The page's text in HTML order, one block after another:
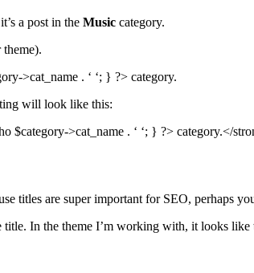
a post in the Music category.
>cat_name . ‘ ‘; } ?> category.
will look like this:
$category->cat_name . ‘ ‘; } ?> category.</
titles are super important for SEO, perhaps
In the theme I’m working with, it looks like